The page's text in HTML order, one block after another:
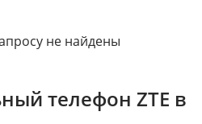
не найдены
телефон ZTE в